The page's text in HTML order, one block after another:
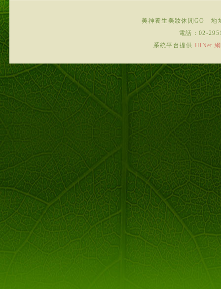
美神養生美妝休閒GO
地
電話： 02-
系統平台提供HiNet